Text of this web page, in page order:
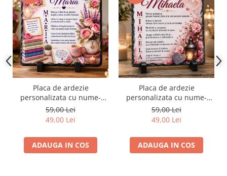
Placa de ardezie
personalizata cu nume-
Maria
59,00 Lei
49,00 Lei
ADAUGA IN COS
Placa de ardezie
personalizata cu nume-
Mihaela
59,00 Lei
49,00 Lei
ADAUGA IN COS